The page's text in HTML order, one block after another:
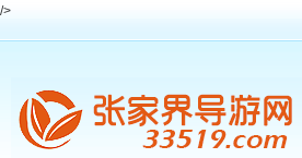
/>